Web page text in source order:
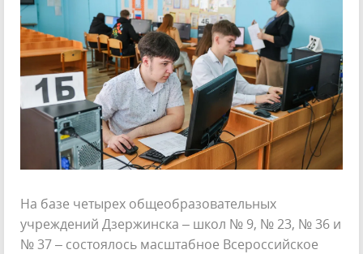
На базе четырех общеобразовательных
учреждений Дзержинска – школ № 9, № 23, № 36 и
№ 37 – состоялось масштабное Всероссийское